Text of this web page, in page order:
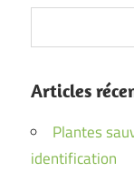
Articles
Plantes
identification